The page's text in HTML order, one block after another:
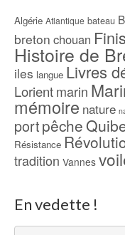
Algérie Atlantique bateau
breton chouan
Histoire de
iles langue Livres
Lorientmarin
mémoire nature
portpêche
Résistance
tradition Vannes
En vedette !